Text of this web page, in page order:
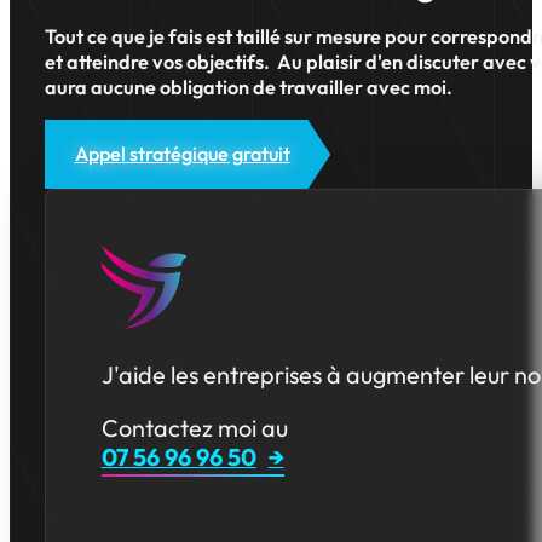
Tout ce que je fais est taillé sur mesure pour
et atteindre vos objectifs. Au plaisir d'en discuter avec
aura aucune obligation de travailler avec moi.
Appel stratégique gratuit
J'aide les entreprises à augmenter leur
Contactez moi au
07 56 96 96 50